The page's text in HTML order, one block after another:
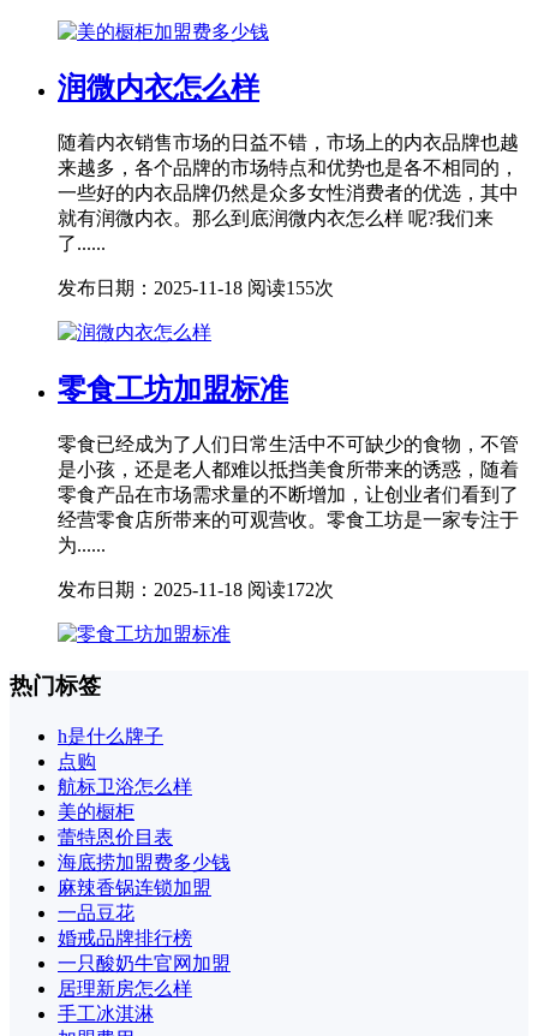
润微内衣怎么样
随着内衣销售市场的日益不错，市场上的内衣品牌也越
来越多，各个品牌的市场特点和优势也是各不相同的，
一些好的内衣品牌仍然是众多女性消费者的优选，其中
就有润微内衣。那么到底润微内衣怎么样 呢?我们来
了......
发布日期：2025-11-18 阅读155次
零食工坊加盟标准
零食已经成为了人们日常生活中不可缺少的食物，不管
是小孩，还是老人都难以抵挡美食所带来的诱惑，随着
零食产品在市场需求量的不断增加，让创业者们看到了
经营零食店所带来的可观营收。零食工坊是一家专注于
为......
发布日期：2025-11-18 阅读172次
热门标签
h是什么牌子
点购
航标卫浴怎么样
美的橱柜
蕾特恩价目表
海底捞加盟费多少钱
麻辣香锅连锁加盟
一品豆花
婚戒品牌排行榜
一只酸奶牛官网加盟
居理新房怎么样
手工冰淇淋